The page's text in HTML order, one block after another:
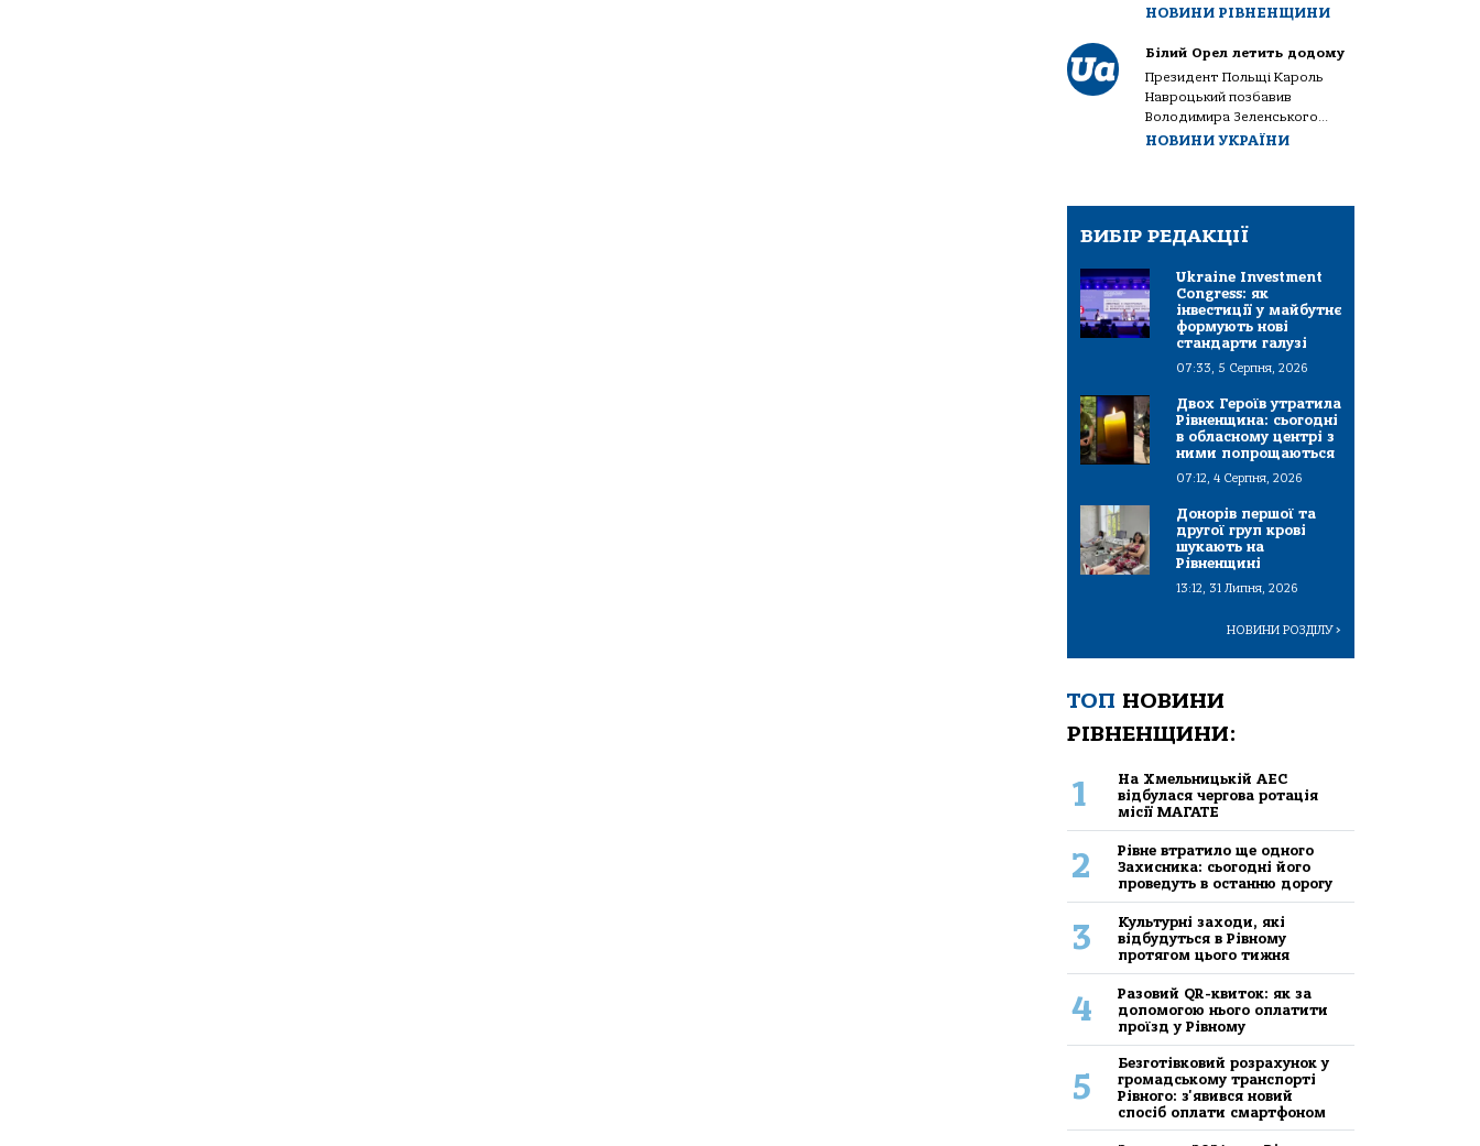
НОВИНИ РІВНЕНЩИНИ
Білий Орел летить додому
Президент Польщі Кароль
Навроцький позбавив
Володимира Зеленського...
НОВИНИ УКРАЇНИ
ВИБІР РЕДАКЦІЇ
Ukraine Investment
Congress: як
інвестиції у майбутнє
формують нові
стандарти галузі
07:33, 5 Серпня, 2026
Двох Героїв утратила
Рівненщина: сьогодні
в обласному центрі з
ними попрощаються
07:12, 4 Серпня, 2026
Донорів першої та
другої груп крові
шукають на
Рівненщині
13:12, 31 Липня, 2026
НОВИНИ РОЗДІЛУ>
ТОП НОВИНИ
РІВНЕНЩИНИ:
1
На Хмельницькій АЕС
відбулася чергова ротація
місії МАГАТЕ
2
Рівне втратило ще одного
Захисника: сьогодні його
проведуть в останню дорогу
3
Культурні заходи, які
відбудуться в Рівному
протягом цього тижня
4
Разовий QR-квиток: як за
допомогою нього оплатити
проїзд у Рівному
5
Безготівковий розрахунок у
громадському транспорті
Рівного: з'явився новий
спосіб оплати смартфоном